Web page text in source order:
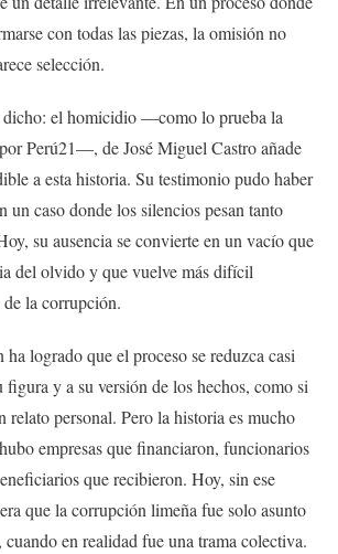
con todas las piezas, la omisión no
selección.
dicho: el homicidio —como lo prueba la
Perú21—, de José Miguel Castro añade
a esta historia. Su testimonio pudo haber
un caso donde los silencios pesan tanto
su ausencia se convierte en un vacío que
del olvido y que vuelve más difícil
la corrupción.
logrado que el proceso se reduzca casi
figura y a su versión de los hechos, como si
relato personal. Pero la historia es mucho
empresas que financiaron, funcionarios
que recibieron. Hoy, sin ese
que la corrupción limeña fue solo asunto
en realidad fue una trama colectiva.